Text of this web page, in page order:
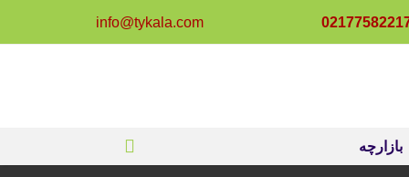
info@tykala.com
بازارچه